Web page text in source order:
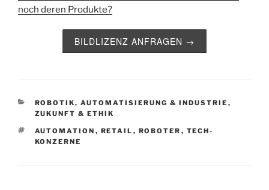
noch deren Produkte?
BILDLIZENZ ANFRAGEN →
KATEGORIEN
ROBOTIK, AUTOMATISIERUNG & INDUSTRIE ,
ZUKUNFT & ETHIK
SCHLAGWÖRTER
AUTOMATION , RETAIL , ROBOTER , TECH-
KONZERNE